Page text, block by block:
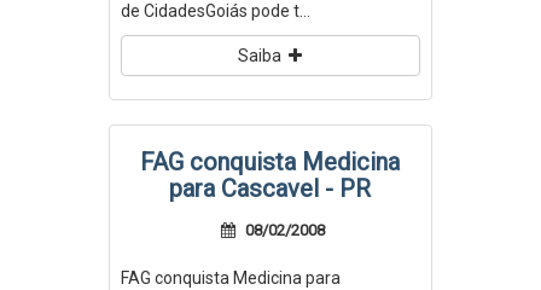
de CidadesGoiás pode t...
Saiba
FAG conquista Medicina
para Cascavel - PR
08/02/2008
FAG conquista Medicina para